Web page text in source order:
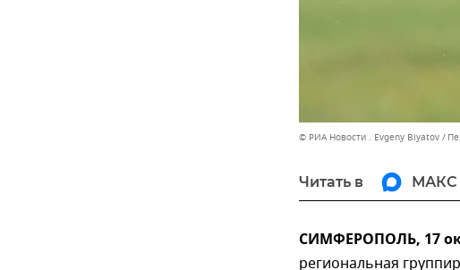
© РИА Новости . Evgeny Biyatov
Читать в МАКС
СИМФЕРОПОЛЬ, 17
региональная